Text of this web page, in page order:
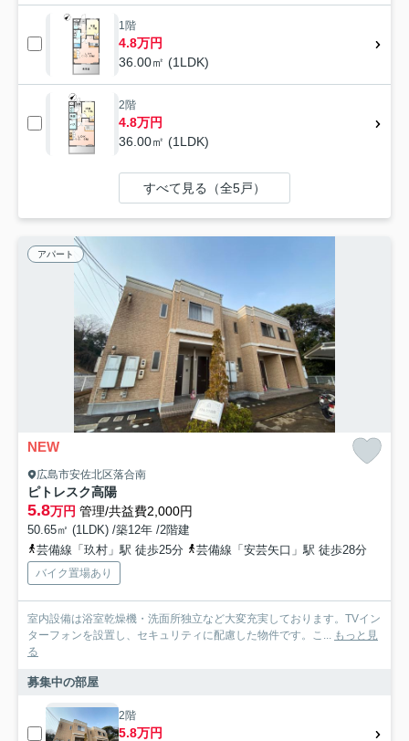
1階
4.8万円
36.00㎡ (1LDK)
2階
4.8万円
36.00㎡ (1LDK)
すべて見る（全5戸）
アパート
NEW
広島市安佐北区落合南
ピトレスク高陽
5.8万円 管理/共益費2,000円
50.65㎡ (1LDK) /築12年 /2階建
芸備線「玖村」駅 徒歩25分
芸備線「安芸矢口」駅 徒歩28分
バイク置場あり
室内設備は浴室乾燥機・洗面所独立など大変充実しております。TVイン
ターフォンを設置し、セキュリティに配慮した物件です。こ... もっと見
る
募集中の部屋
2階
5.8万円